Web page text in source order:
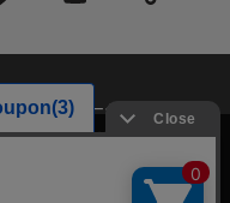
ステナブルマークについて
古物営業法に基づく表記
の最適な提供、トラフィック